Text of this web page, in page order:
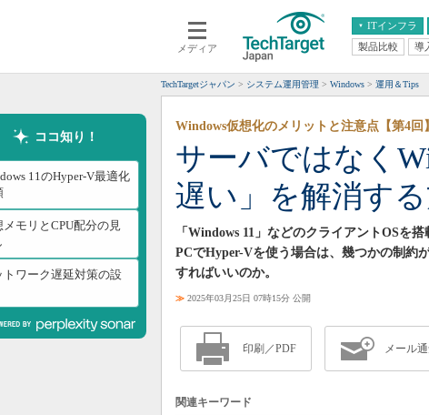
メディア
ITインフラ
クラウド
スマートモバイル
ネットワーク
システム運用管理
エンタープライズAI
ERP
CX
情報系システム
製品比較 導
TechTargetジャパン システム運用管理 Windows 運用＆Tips
ココ知り！
11のHyper-V最適化
メモリとCPU配分の見
トワーク遅延対策の設
サーバではなく
遅い」を解消す
Windows仮想化のメリットと注意点【第4回】
「Windows 11」などのクライアントOSを
PCでHyper-Vを使う場合は、幾つかの制約
すればいいのか。
≫ 2025年03月25日 07時15分 公開
印刷／PDF メール
関連キーワード